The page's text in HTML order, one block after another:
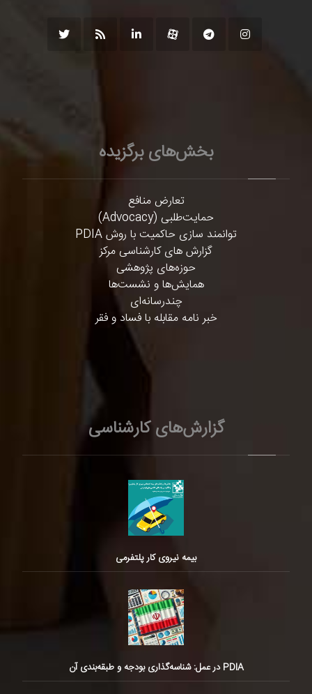
بخش‌های برگزیده
تعارض منافع
حمایت‌طلبی (Advocacy)
توانمند سازی حاکمیت با روش PDIA
گزارش های کارشناسی مرکز
حوزه‌های پژوهشی
همایش‌ها و نشست‌ها
چندرسانه‌ای
خبر نامه مقابله با فساد و فقر
گزارش‌های کارشناسی
بیمه نیروی کار پلتفرمی
PDIA در عمل: شناسه‌گذاری بودجه و طبقه‌بندی آن